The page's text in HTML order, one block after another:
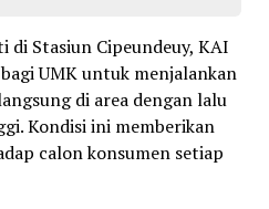
di Stasiun Cipeundeuy, KAI
UMK untuk menjalankan
di area dengan lalu
Kondisi ini memberikan
calon konsumen setiap